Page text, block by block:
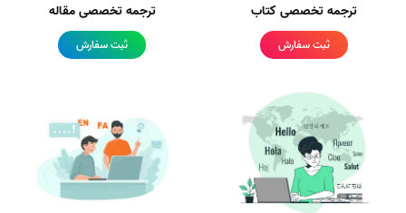
ترجمه تخصصی کتاب
ثبت سفارش
ترجمه تخصصی مقاله
ثبت سفارش